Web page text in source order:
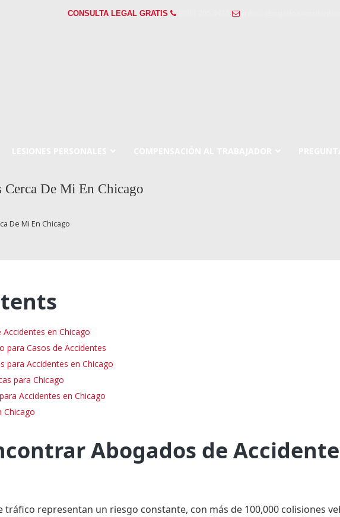
CONSULTA LEGAL GRATIS
Cerca De Mi En Chicago
De Mi En Chicago
en Chicago
para Casos de Accidentes
para Accidentes en Chicago
para Chicago
Accidentes en Chicago
Chicago
Abogados de
tráfico representan un riesgo constante, con más de 100,000 colisiones